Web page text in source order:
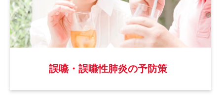
誤嚥・誤嚥性肺炎の予防策